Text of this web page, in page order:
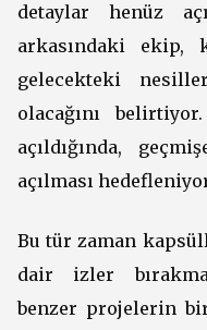
detaylar henüz
arkasındaki ekip,
gelecekteki
olacağını
açıldığında,
açılması
Bu tür zaman
dair izler
benzer projelerin